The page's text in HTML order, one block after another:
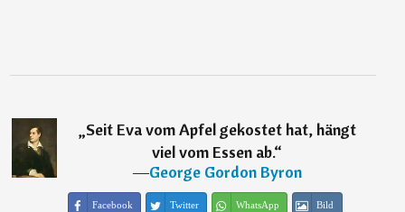
„Seit Eva vom Apfel gekostet hat, hängt
viel vom Essen ab.“
―George Gordon Byron
Facebook Twitter WhatsApp Bild